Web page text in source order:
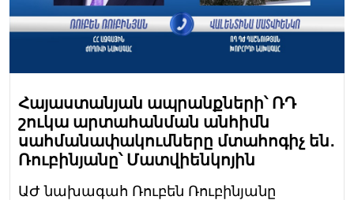
Հայաստանյան ապրանքների՝ ՌԴ
շուկա արտահանման անհիմն
սահմանափակումները մտահոգիչ են․
Ռուբինյանը՝ Մատվիենկոյին
ԱԺ նախագահ Ռուբեն Ռուբինյանը